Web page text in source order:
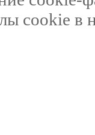
cookie в